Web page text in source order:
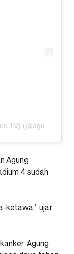
TV) (@agunghercules88) on
Agung
4 sudah
ketawa,” ujar
Agung